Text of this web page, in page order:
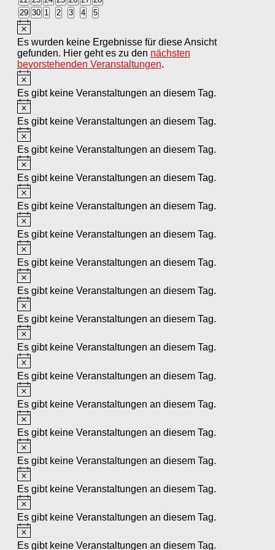
Veranstaltungen
Veranstaltungen
Veranstaltungen
Veranstaltungen
Veranstaltungen
Veranstaltungen
Veranstaltungen
0
Veranstaltungen
29 0
Veranstaltungen
30 0
Veranstaltungen
1
0
Veranstaltungen
2
0
Veranstaltungen
3
0
Veranstaltungen
4
0
Veranstaltungen
5
Hinweis
Es wurden keine Ergebnisse für diese Ansicht
gefunden. Hier geht es zu den nächsten
bevorstehenden Veranstaltungen.
Hinweis
Es gibt keine Veranstaltungen an diesem Tag.
Hinweis
Es gibt keine Veranstaltungen an diesem Tag.
Hinweis
Es gibt keine Veranstaltungen an diesem Tag.
Hinweis
Es gibt keine Veranstaltungen an diesem Tag.
Hinweis
Es gibt keine Veranstaltungen an diesem Tag.
Hinweis
Es gibt keine Veranstaltungen an diesem Tag.
Hinweis
Es gibt keine Veranstaltungen an diesem Tag.
Hinweis
Es gibt keine Veranstaltungen an diesem Tag.
Hinweis
Es gibt keine Veranstaltungen an diesem Tag.
Hinweis
Es gibt keine Veranstaltungen an diesem Tag.
Hinweis
Es gibt keine Veranstaltungen an diesem Tag.
Hinweis
Es gibt keine Veranstaltungen an diesem Tag.
Hinweis
Es gibt keine Veranstaltungen an diesem Tag.
Hinweis
Es gibt keine Veranstaltungen an diesem Tag.
Hinweis
Es gibt keine Veranstaltungen an diesem Tag.
Hinweis
Es gibt keine Veranstaltungen an diesem Tag.
Hinweis
Es gibt keine Veranstaltungen an diesem Tag.